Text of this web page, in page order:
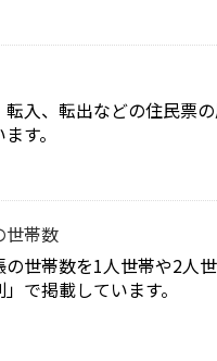
転入、転出などの住民票
す。
世帯数
世帯数を1人世帯や2人
」で掲載しています。